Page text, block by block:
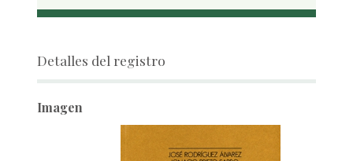
Detalles del registro
Imagen